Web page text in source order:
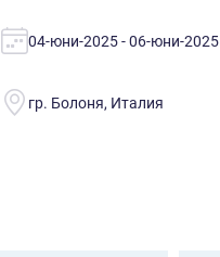
04-юни-2025 - 06-юни-2025
гр. Болоня, Италия